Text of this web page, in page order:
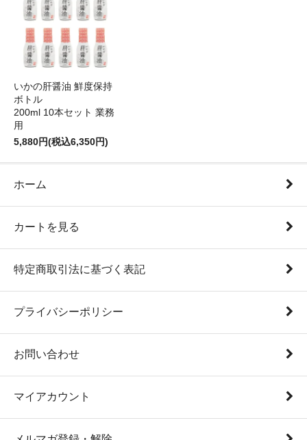
いかの肝醤油 鮮度保持
ボトル
200ml 10本セット 業務
用
5,880円(税込6,350円)
ホーム
カートを見る
特定商取引法に基づく表記
プライバシーポリシー
お問い合わせ
マイアカウント